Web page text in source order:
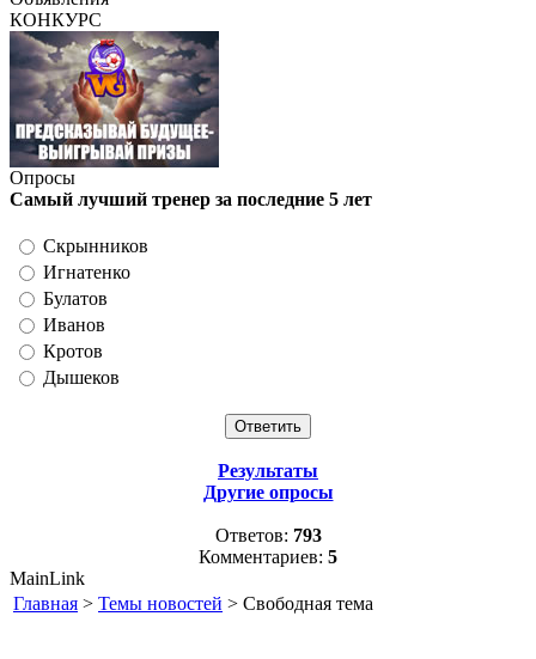
КОНКУРС
Опросы
Самый лучший тренер за последние 5 лет
Скрынников
Игнатенко
Булатов
Иванов
Кротов
Дышеков
Результаты
Другие опросы
Ответов: 793
Комментариев: 5
MainLink
Главная > Темы новостей > Свободная тема